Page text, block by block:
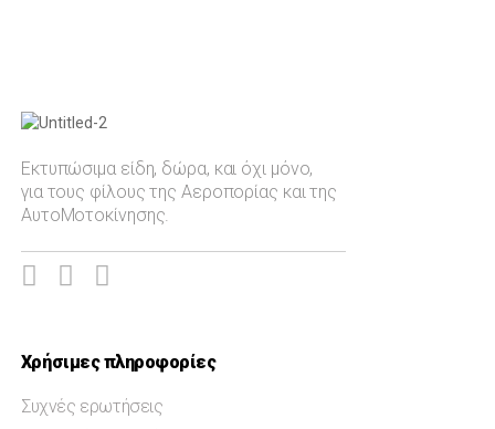
Mirage 2000
Spitfire MJ755
AH-64 Apache
Πολιτική Αεροπορία
Ελληνική Αεροπορική Ισχύς
Ημερολόγια Τοίχου
Βιβλία - Άλμπουμ
Εκτυπώσιμα είδη, δώρα, και όχι μόνο,
για τους φίλους της Αεροπορίας και της
ΑυτοΜοτοκίνησης.
Χρήσιμες πληροφορίες
Συχνές ερωτήσεις